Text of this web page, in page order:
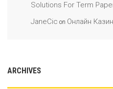
Solutions For Term
JaneCic on Онлайн
ARCHIVES